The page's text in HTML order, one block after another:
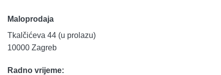
Maloprodaja
Tkalčićeva 44 (u prolazu)
10000 Zagreb
Radno vrijeme: